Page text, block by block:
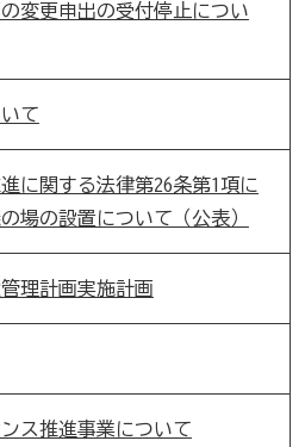
変更申出の受付停止につい
て
に関する法律第26条第1項に
場の設置について（公表）
理計画実施計画
ス推進事業について